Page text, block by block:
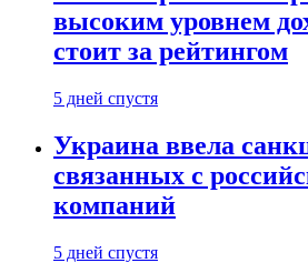
высоким уровнем
стоит за рейтингом
5 дней спустя
Украина ввела
связанных с
компаний
5 дней спустя